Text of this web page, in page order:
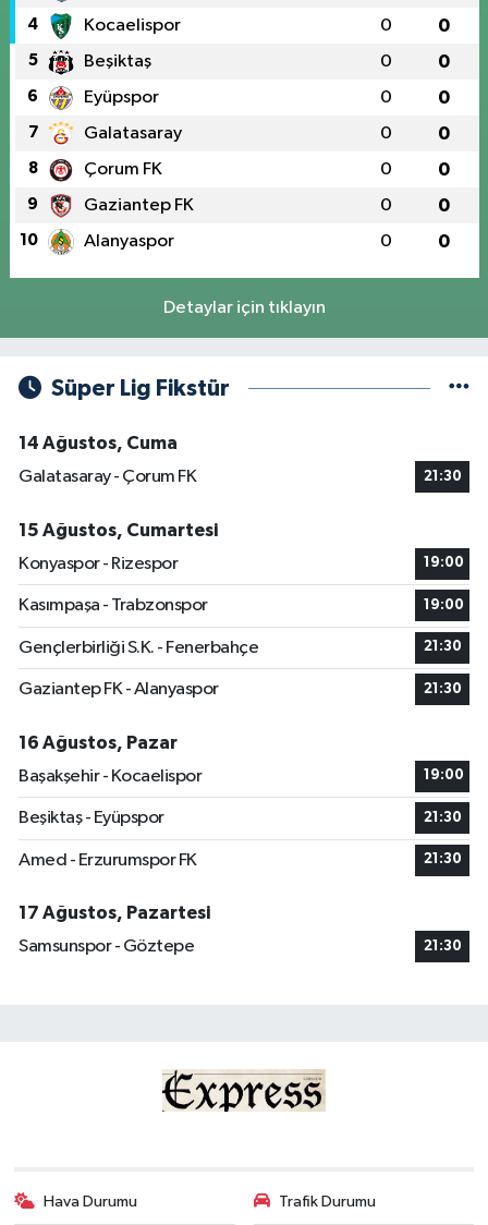
4 Kocaelispor 0 0
5 Beşiktaş 0 0
6 Eyüpspor 0 0
7 Galatasaray 0 0
8 Çorum FK 0 0
9 Gaziantep FK 0 0
10 Alanyaspor 0 0
Detaylar için tıklayın
Süper Lig Fikstür
14 Ağustos, Cuma
Galatasaray - Çorum FK
21:30
15 Ağustos, Cumartesi
Konyaspor - Rizespor
19:00
Kasımpaşa - Trabzonspor 19:00
Gençlerbirliği S.K. - Fenerbahçe 21:30
Gaziantep FK - Alanyaspor 21:30
16 Ağustos, Pazar
Başakşehir - Kocaelispor
19:00
Beşiktaş - Eyüpspor 21:30
Amed - Erzurumspor FK 21:30
17 Ağustos, Pazartesi
Samsunspor - Göztepe
21:30
Hava Durumu Trafik Durumu